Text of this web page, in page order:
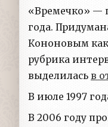
«Времечко» —
года.
Кононовым как
рубрика
выделилась в
В июле 1997
В 2006 году